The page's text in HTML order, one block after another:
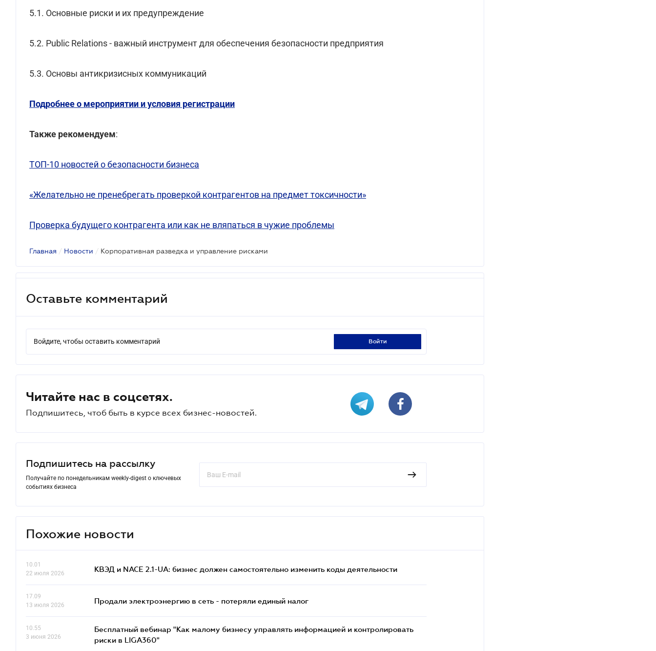
5.1. Основные риски и их предупреждение
5.2. Public Relations - важный инструмент для обеспечения безопасности предприятия
5.3. Основы антикризисных коммуникаций
Подробнее о мероприятии и условия регистрации
Также рекомендуем:
ТОП-10 новостей о безопасности бизнеса
«Желательно не пренебрегать проверкой контрагентов на предмет токсичности»
Проверка будущего контрагента или как не вляпаться в чужие проблемы
Главная / Новости / Корпоративная разведка и управление рисками
Оставьте комментарий
Войдите, чтобы оставить комментарий войти
Читайте нас в соцсетях.
Подпишитесь, чтоб быть в курсе всех бизнес-новостей.
Подпишитесь на рассылку
Получайте по понедельникам weekly-digest о ключевых
событиях бизнеса
Похожие новости
10.01
22 июля 2026
КВЭД и NACE 2.1-UA: бизнес должен самостоятельно изменить коды деятельности
17.09
13 июля 2026
Продали электроэнергию в сеть - потеряли единый налог
10.55
3 июня 2026
Бесплатный вебинар "Как малому бизнесу управлять информацией и контролировать
риски в LIGA360"